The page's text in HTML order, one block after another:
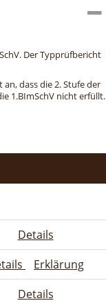
Der Typprüfbericht
dass die 2. Stufe der
1.BImSchV nicht erfüllt.
Details
Erklärung
Details